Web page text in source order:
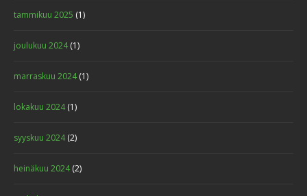
tammikuu 2025 (1)
joulukuu 2024(1)
marraskuu 2024(1)
lokakuu 2024(1)
syyskuu 2024(2)
heinäkuu 2024(2)